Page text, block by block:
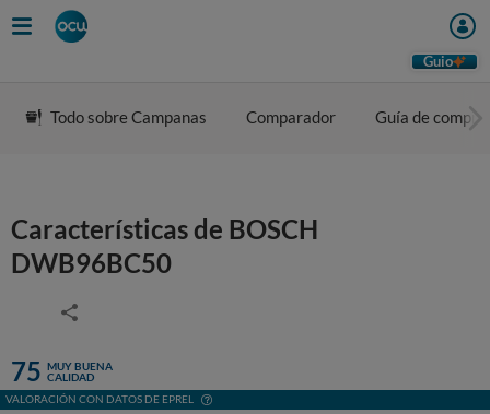
Guio
Todo sobre Campanas Comparador Guía de compra
Características de BOSCH
DWB96BC50
75 MUY BUENA
CALIDAD
VALORACIÓN CON DATOS DE EPREL